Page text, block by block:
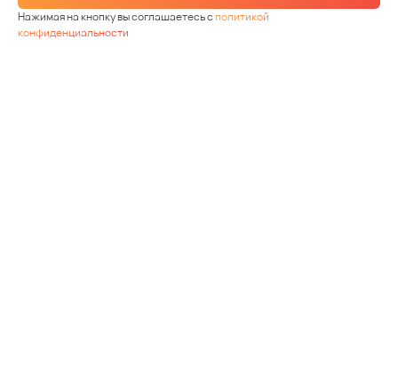
Нажимая на кнопку вы соглашаетесь сполитикой
конфиденциальности